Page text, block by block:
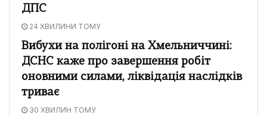
ДПС
24 ХВИЛИНИ ТОМУ
Вибухи на полігоні на Хмельниччині:
ДСНС каже про завершення робіт
оновними силами, ліквідація наслідків
триває
30 ХВИЛИН ТОМУ